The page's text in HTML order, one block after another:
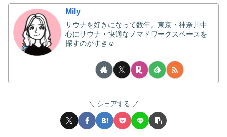
Mily
サウナを好きになって数年。東京・神奈川中
心にサウナ・快適なノマドワークスペースを
探すのがすき☺
シェアする